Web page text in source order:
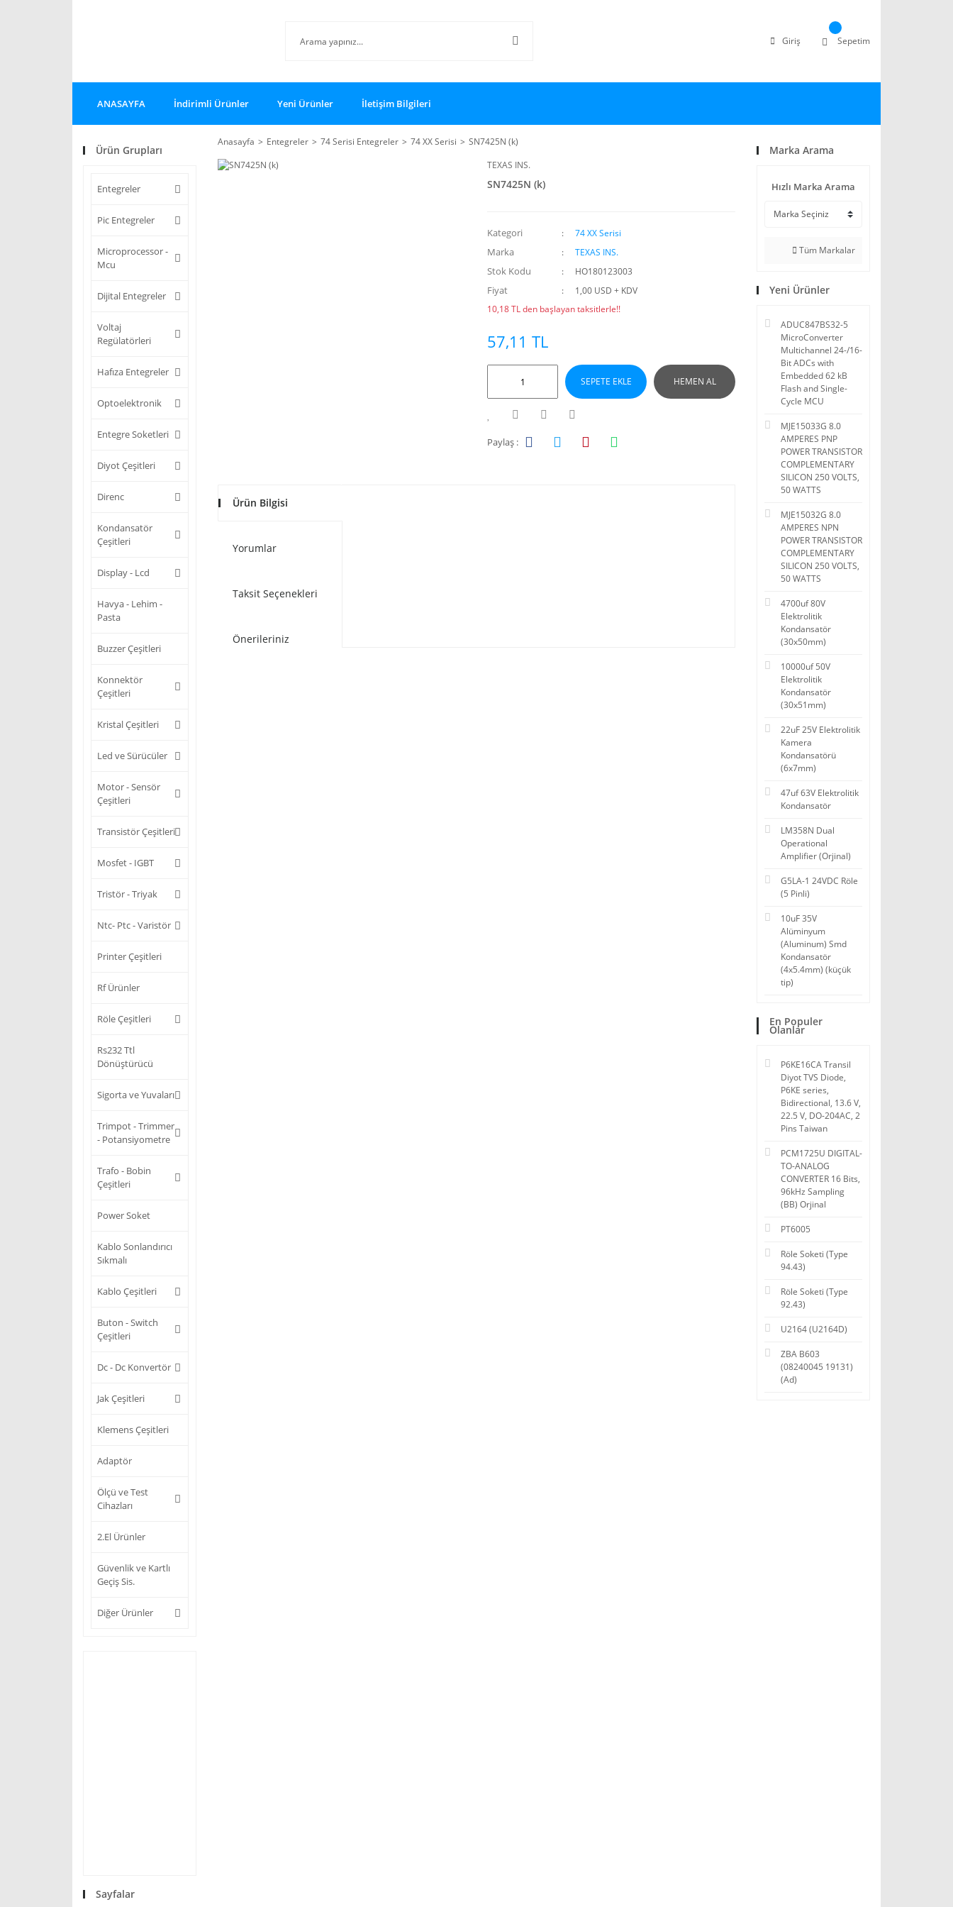
Giriş Sepetim
ANASAYFA İndirimli Ürünler Yeni Ürünler İletişim Bilgileri
Ürün Grupları
Entegreler
Pic Entegreler
Microprocessor -
Mcu
Dijital Entegreler
Voltaj
Regülatörleri
Hafıza Entegreler
Optoelektronik
Entegre Soketleri
Diyot Çeşitleri
Direnc
Kondansatör
Çeşitleri
Display - Lcd
Havya - Lehim -
Pasta
Buzzer Çeşitleri
Konnektör
Çeşitleri
Kristal Çeşitleri
Led ve Sürücüler
Motor - Sensör
Çeşitleri
Transistör Çeşitleri
Mosfet - IGBT
Tristör - Triyak
Ntc- Ptc - Varistör
Printer Çeşitleri
Rf Ürünler
Röle Çeşitleri
Rs232 Ttl
Dönüştürücü
Sigorta ve Yuvaları
Trimpot - Trimmer
- Potansiyometre
Trafo - Bobin
Çeşitleri
Power Soket
Kablo Sonlandırıcı
Sıkmalı
Kablo Çeşitleri
Buton - Switch
Çeşitleri
Dc - Dc Konvertör
Jak Çeşitleri
Klemens Çeşitleri
Adaptör
Ölçü ve Test
Cihazları
2.El Ürünler
Güvenlik ve Kartlı
Geçiş Sis.
Diğer Ürünler
Sayfalar
Anasayfa Entegreler 74 Serisi Entegreler 74 XX Serisi
SN7425N (k)
TEXAS INS.
SN7425N (k)
Kategori 74 XX Serisi
Marka TEXAS INS.
Stok Kodu HO180123003
Fiyat
1,00 USD + KDV
10,18 TL den başlayan taksitlerle!!
57,11 TL
SEPETE EKLE HEMEN AL
Paylaş :
Ürün Bilgisi
Yorumlar
Taksit Seçenekleri
Önerileriniz
Marka Arama
Hızlı Marka Arama
Tüm Markalar
Yeni Ürünler
ADUC847BS32-5
MicroConverter
Multichannel 24-/16-
Bit ADCs with
Embedded 62 kB
Flash and Single-
Cycle MCU
MJE15033G 8.0
AMPERES PNP
POWER TRANSISTOR
COMPLEMENTARY
SILICON 250 VOLTS,
50 WATTS
MJE15032G 8.0
AMPERES NPN
POWER TRANSISTOR
COMPLEMENTARY
SILICON 250 VOLTS,
50 WATTS
4700uf 80V
Elektrolitik
Kondansatör
(30x50mm)
10000uf 50V
Elektrolitik
Kondansatör
(30x51mm)
22uF 25V Elektrolitik
Kamera
Kondansatörü
(6x7mm)
47uf 63V Elektrolitik
Kondansatör
LM358N Dual
Operational
Amplifier (Orjinal)
G5LA-1 24VDC Röle
(5 Pinli)
10uF 35V
Alüminyum
(Aluminum) Smd
Kondansatör
(4x5.4mm) (küçük
tip)
En Populer
Olanlar
P6KE16CA Transil
Diyot TVS Diode,
P6KE series,
Bidirectional, 13.6 V,
22.5 V, DO-204AC, 2
Pins Taiwan
PCM1725U DIGITAL-
TO-ANALOG
CONVERTER 16 Bits,
96kHz Sampling
(BB) Orjinal
PT6005
Röle Soketi (Type
94.43)
Röle Soketi (Type
92.43)
U2164 (U2164D)
ZBA B603
(08240045 19131)
(Ad)